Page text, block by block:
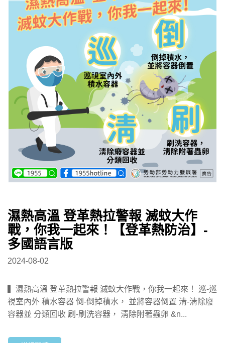
濕熱高溫 登革熱拉警報 滅蚊大作
戰，你我一起來！【登革熱防治】-
多國語言版
2024-08-02
▍濕熱高溫 登革熱拉警報 滅蚊大作戰，你我一起來！ 巡-巡
視室內外 積水容器 倒-倒掉積水， 並將容器倒置 淸-淸除廢
容器並 分類回收 刷-刷洗容器， 淸除附著蟲卵 &n...